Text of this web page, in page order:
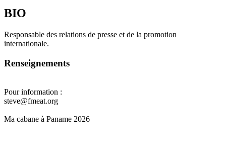
BIO
Responsable des relations de presse et de la promotion
internationale.
Renseignements
Pour information :
steve@fmeat.org
Ma cabane à Paname 2026